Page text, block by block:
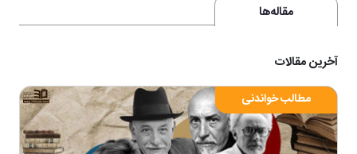
مقاله‌ها
آخرین مقالات
مطالب خواندنی